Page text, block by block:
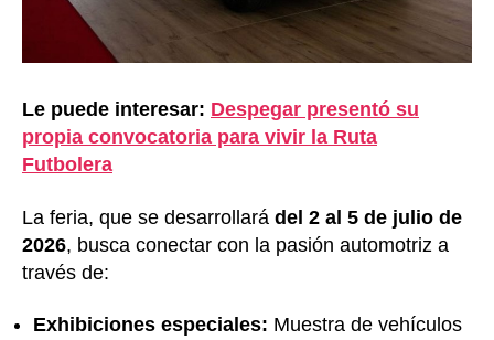
Le puede interesar: Despegar presentó su
propia convocatoria para vivir la Ruta
Futbolera
La feria, que se desarrollará del 2 al 5 de julio de
2026, busca conectar con la pasión automotriz a
través de:
Exhibiciones especiales: Muestra de vehículos